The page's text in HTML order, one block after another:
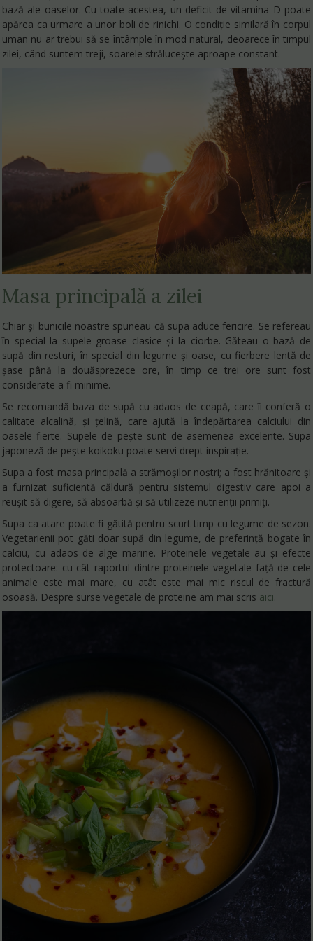
bază ale oaselor. Cu toate acestea, un deficit de vitamina D poate
apărea ca urmare a unor boli de rinichi. O condiție similară în corpul
uman nu ar trebui să se întâmple în mod natural, deoarece în timpul
zilei, când suntem treji, soarele strălucește aproape constant.
Masa principală a zilei
Chiar și bunicile noastre spuneau că supa aduce fericire. Se refereau
în special la supele groase clasice și la ciorbe. Găteau o bază de
supă din resturi, în special din legume și oase, cu fierbere lentă de
șase până la douăsprezece ore, în timp ce trei ore sunt fost
considerate a fi minime.
Se recomandă baza de supă cu adaos de ceapă, care îi conferă o
calitate alcalină, și țelină, care ajută la îndepărtarea calciului din
oasele fierte. Supele de pește sunt de asemenea excelente. Supa
japoneză de pește koikoku poate servi drept inspirație.
Supa a fost masa principală a strămoșilor noștri; a fost hrănitoare și
a furnizat suficientă căldură pentru sistemul digestiv care apoi a
reușit să digere, să absoarbă și să utilizeze nutrienții primiți.
Supa ca atare poate fi gătită pentru scurt timp cu legume de sezon.
Vegetarienii pot găti doar supă din legume, de preferință bogate în
calciu, cu adaos de alge marine. Proteinele vegetale au și efecte
protectoare: cu cât raportul dintre proteinele vegetale față de cele
animale este mai mare, cu atât este mai mic riscul de fractură
osoasă. Despre surse vegetale de proteine am mai scris aici.